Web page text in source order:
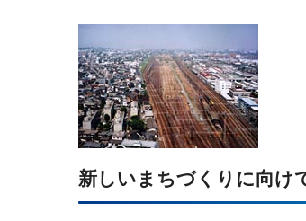
新しいまちづくりに向け